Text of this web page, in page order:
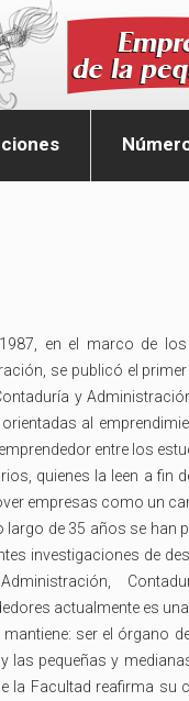
en el marco de
se publicó el
y
al
entre los
quienes la leen a fin
empresas como un
largo de 35 años se han
investigaciones de
actualmente es
mantiene: ser el órgano
las pequeñas y
la Facultad reafirma